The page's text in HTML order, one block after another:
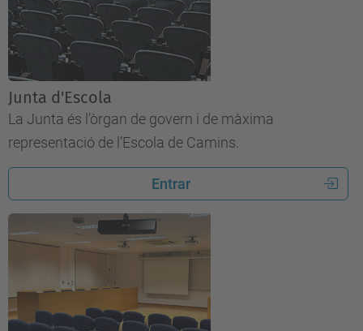
Junta d'Escola
La Junta és l’òrgan de govern i de màxima
representació de l’Escola de Camins.
Entrar